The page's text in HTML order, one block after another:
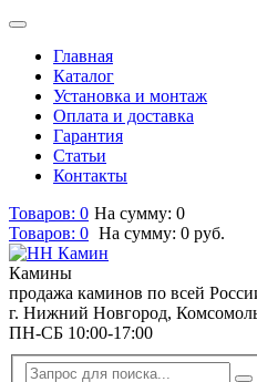
Главная
Каталог
Установка и монтаж
Оплата и доставка
Гарантия
Статьи
Контакты
Товаров: 0 На сумму: 0
Товаров: 0 На сумму: 0 руб.
Камины
продажа каминов по всей
г. Нижний Новгород,
ПН-СБ 10:00-17:00